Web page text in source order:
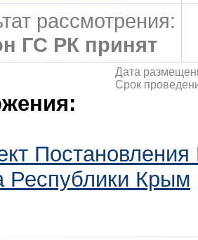
рассмотрения:
ГС РК принят
Дата
Срок
Постановления
Республики Крым